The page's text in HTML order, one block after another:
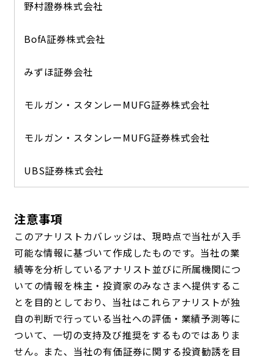
野村證券株式会社
BofA証券株式会社
みずほ証券会社
モルガン・スタンレーMUFG証券株式会社
モルガン・スタンレーMUFG証券株式会社
UBS証券株式会社
注意事項
このアナリストカバレッジは、現時点で当社が入手
可能な情報に基づいて作成したものです。当社の業
績等を分析しているアナリスト並びに所属機関につ
いての情報を株主・投資家のみなさまへ提供するこ
とを目的としており、当社はこれらアナリストが独
自の判断で行っている当社への評価・業績予測等に
ついて、一切の支持及び推奨をするものではありま
せん。また、当社の有価証券に関する投資勧誘を目